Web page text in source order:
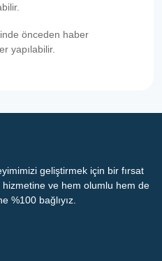
önceden haber
yapılabilir.
geliştirmek için bir fırsat
ve hem olumlu hem de
%100 bağlıyız.